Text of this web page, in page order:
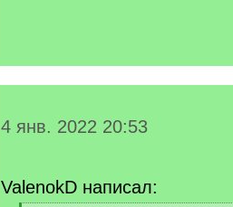
4 янв. 2022 20:53
ValenokD написал: